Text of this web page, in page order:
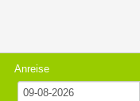
Anreise